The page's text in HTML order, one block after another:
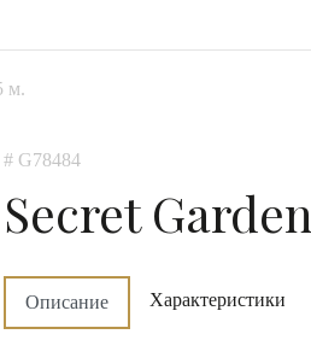
м.
# G78484
Secret Garden
Описание Характеристики